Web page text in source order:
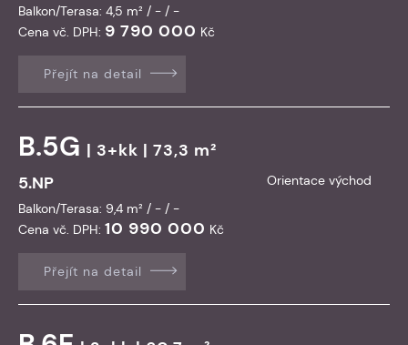
Balkon/Terasa: 4,5 m² / - / -
Cena vč. DPH: 9 790 000 Kč
Přejít na detail
B.5G | 3+kk | 73,3 m²
5.NP
Orientace východ
Balkon/Terasa: 9,4 m² / - / -
Cena vč. DPH: 10 990 000 Kč
Přejít na detail